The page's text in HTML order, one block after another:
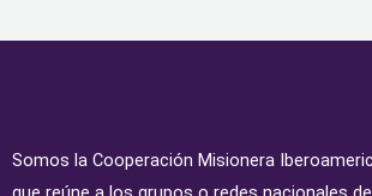
Somos la Cooperación Misionera